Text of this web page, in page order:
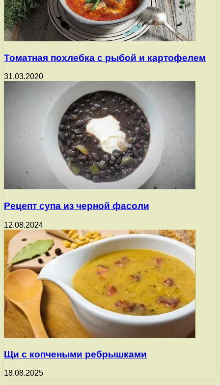
Томатная похлебка с рыбой и картофелем
31.03.2020
Рецепт супа из черной фасоли
12.08.2024
Щи с копчеными ребрышками
18.08.2025